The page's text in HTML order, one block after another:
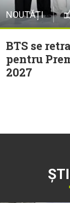
NOUTĂȚI
BTS se
pentru
2027